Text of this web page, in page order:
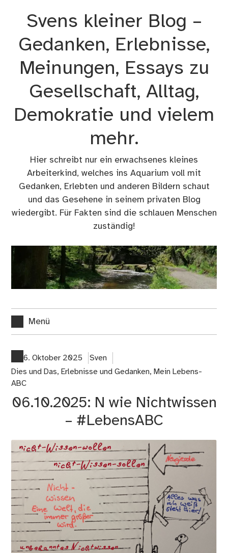
Svens kleiner Blog –
Gedanken, Erlebnisse,
Meinungen, Essays zu
Gesellschaft, Alltag,
Demokratie und vielem
mehr.
Hier schreibt nur ein erwachsenes kleines
Arbeiterkind, welches ins Aquarium voll mit
Gedanken, Erlebten und anderen Bildern schaut
und das Gesehene in seinem privaten Blog
wiedergibt. Für Fakten sind die schlauen Menschen
zuständig!
Menü
6. Oktober 2025
Sven
Dies und Das, Erlebnisse und Gedanken, Mein Lebens-
ABC
06.10.2025: N wie Nichtwissen
– #LebensABC